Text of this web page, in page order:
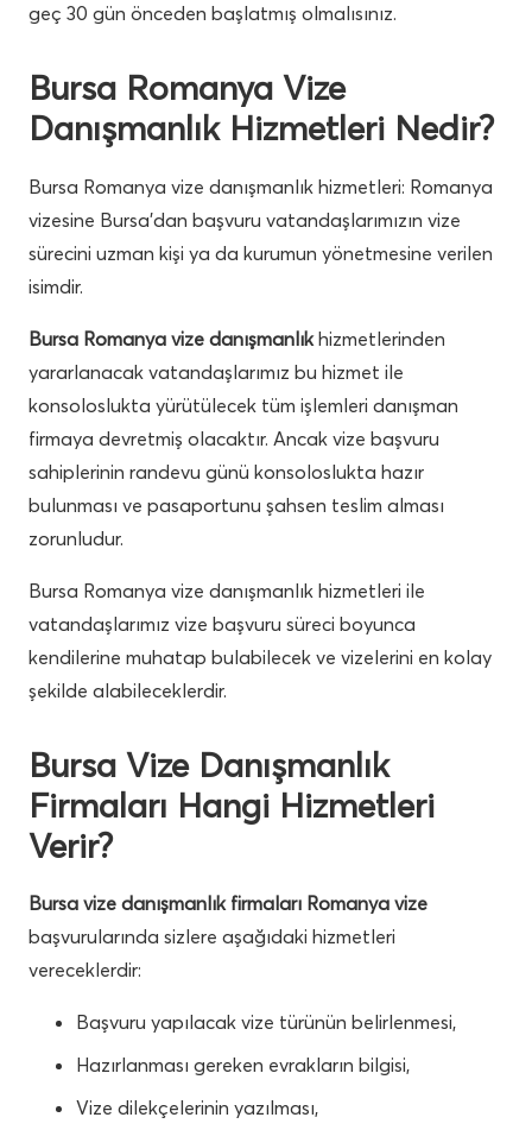
geç 30 gün önceden başlatmış olmalısınız.
Bursa Romanya Vize
Danışmanlık Hizmetleri Nedir?
Bursa Romanya vize danışmanlık hizmetleri: Romanya
vizesine Bursa’dan başvuru vatandaşlarımızın vize
sürecini uzman kişi ya da kurumun yönetmesine verilen
isimdir.
Bursa Romanya vize danışmanlıkhizmetlerinden
yararlanacak vatandaşlarımız bu hizmet ile
konsoloslukta yürütülecek tüm işlemleri danışman
firmaya devretmiş olacaktır. Ancak vize başvuru
sahiplerinin randevu günü konsoloslukta hazır
bulunması ve pasaportunu şahsen teslim alması
zorunludur.
Bursa Romanya vize danışmanlık hizmetleri ile
vatandaşlarımız vize başvuru süreci boyunca
kendilerine muhatap bulabilecek ve vizelerini en kolay
şekilde alabileceklerdir.
Bursa Vize Danışmanlık
Firmaları Hangi Hizmetleri
Verir?
Bursa vize danışmanlık firmaları Romanya vize
başvurularında sizlere aşağıdaki hizmetleri
vereceklerdir:
Başvuru yapılacak vize türünün belirlenmesi,
Hazırlanması gereken evrakların bilgisi,
Vize dilekçelerinin yazılması,